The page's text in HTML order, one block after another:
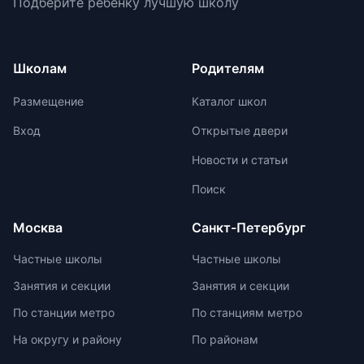
учитывать ее преимущества и
возможности семьи. Важно
проверить наличие
государственной аккредитации,
классов: высота задней стенки -
лямки с регулируемыми
креплениями. Изделие должно
быть прочным, с дышащей
подкладкой, водоотталкивающей
При выборе ранца проверяйте
Школам
Размещение
Вход
Родителям
Каталог школ
Открытые двери
Новости и статьи
Поиск
Москва
Частные школы
Занятия и секции
По станции метро
На округу и району
Санкт-Петербург
Частные школы
Занятия и секции
По станциям метро
По районам